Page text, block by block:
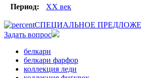
Период: XX век
СПЕЦИАЛЬНОЕ
Задать вопрос
белкари
белкари фарфор
коллекция леди